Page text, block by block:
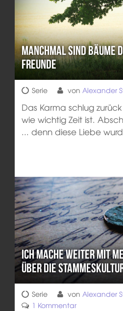
Manchmal sind
Freunde
Serie von Alexander
Das Karma schlug
wie wichtig Zeit ist.
... denn diese Liebe
Ich mache weiter mit
über die
Serie von Alexander
1 Kommentar